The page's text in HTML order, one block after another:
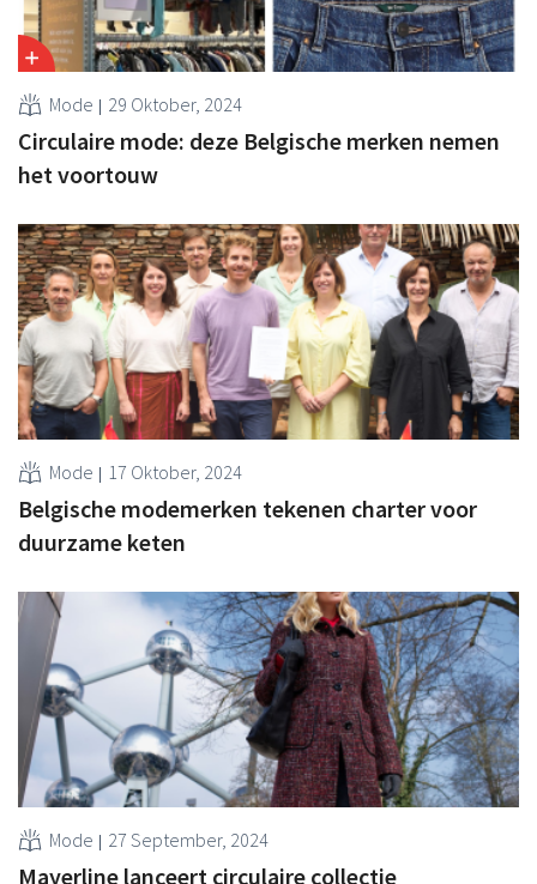
Mode 29 Oktober, 2024
Circulaire mode: deze Belgische merken nemen
het voortouw
Mode 17 Oktober, 2024
Belgische modemerken tekenen charter voor
duurzame keten
Mode 27 September, 2024
Mayerline lanceert circulaire collectie